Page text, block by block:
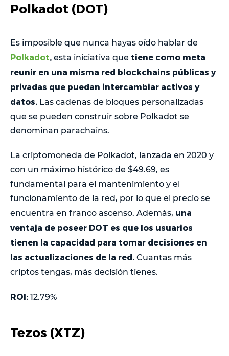
Polkadot (DOT)
Es imposible que nunca hayas oído hablar de
Polkadot esta iniciativa que tiene como meta
reunir en una misma red blockchains públicas y
privadas que puedan intercambiar activos y
datos. Las cadenas de bloques personalizadas
que se pueden construir sobre Polkadot se
denominan parachains.
La criptomoneda de Polkadot, lanzada en 2020 y
con un máximo histórico de $49.69, es
fundamental para el mantenimiento y el
funcionamiento de la red, por lo que el precio se
encuentra en franco ascenso. Además, una
ventaja de poseer DOT es que los usuarios
tienen la capacidad para tomar decisiones en
las actualizaciones de la red. Cuantas más
criptos tengas, más decisión tienes.
ROI: 12.79%
Tezos (XTZ)